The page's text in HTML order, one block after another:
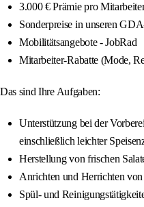
3.000 € Prämie pro
Sonderpreise in unseren
Mobilitätsangebote - JobRad
Mitarbeiter-Rabatte (Mode,
Das sind Ihre Aufgaben:
Unterstützung bei der
einschließlich leichter
Herstellung von frischen
Anrichten und Herrichten
Spül- und